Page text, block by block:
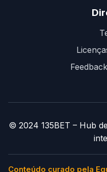
© 2024 135BET – Hub
Conteúdo curado pela